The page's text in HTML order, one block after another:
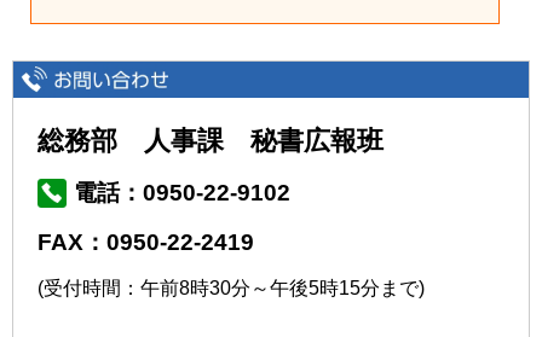
総務部 人事課 秘書広報班
電話：0950-22-9102
FAX：0950-22-2419
(受付時間：午前8時30分～午後5時15分まで)